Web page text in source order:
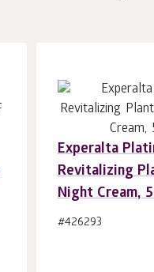
Experalta
Revitalizing
Night Cream,
#426293
În coș